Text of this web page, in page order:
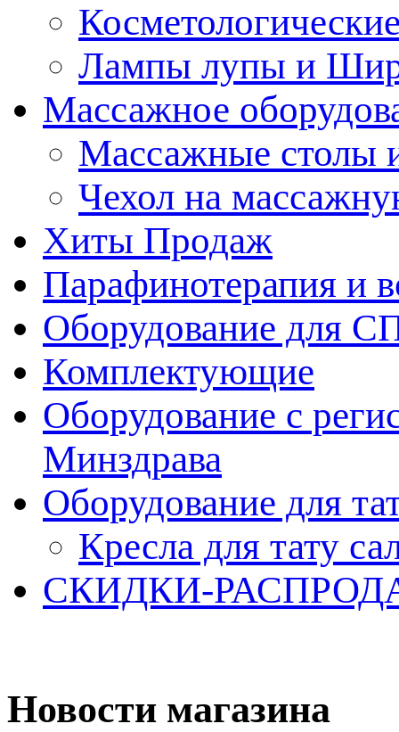
Лампы лупы и
Массажное
Массажные столы
Чехол на
Хиты Продаж
Парафинотерапия и
Оборудование для
Комплектующие
Оборудование с
Минздрава
Оборудование для
Кресла для тату
СКИДКИ-
Новости магазина